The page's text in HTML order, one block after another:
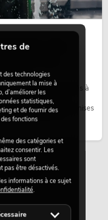
: des
aux
motorisés destinés à
utilisées lors de
en plein air, de mises
extérieures
de
des technologies
la mise à
d’améliorer les
statistiques,
et de fournir des
fonctions
des catégories et
consentir. Les
sont
pas être désactivés.
informations à ce sujet
.